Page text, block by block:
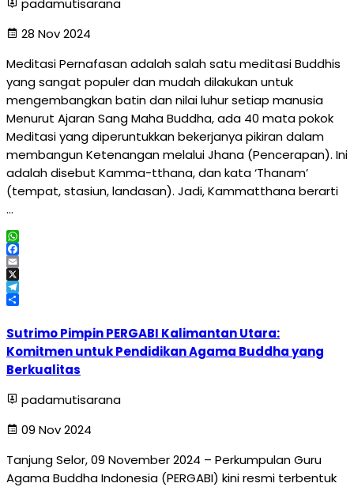
padamutisarana
28 Nov 2024
Meditasi Pernafasan adalah salah satu meditasi Buddhis
yang sangat populer dan mudah dilakukan untuk
mengembangkan batin dan nilai luhur setiap manusia
Menurut Ajaran Sang Maha Buddha, ada 40 mata pokok
Meditasi yang diperuntukkan bekerjanya pikiran dalam
membangun Ketenangan melalui Jhana (Pencerapan). Ini
adalah disebut Kamma-tthana, dan kata ‘Thanam’
(tempat, stasiun, landasan). Jadi, Kammatthana berarti
…
WhatsApp
Facebook
Email
X
Telegram
Sutrimo Pimpin PERGABI Kalimantan Utara:
Komitmen untuk Pendidikan Agama Buddha yang
Berkualitas
padamutisarana
09 Nov 2024
Tanjung Selor, 09 November 2024 – Perkumpulan Guru
Agama Buddha Indonesia (PERGABI) kini resmi terbentuk